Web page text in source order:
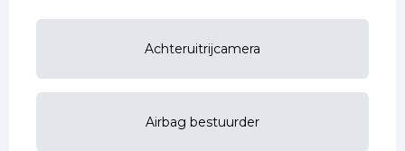
Achteruitrijcamera
Airbag bestuurder